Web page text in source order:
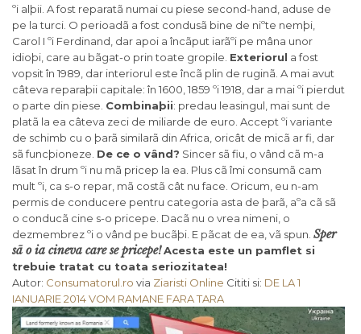
ºi alþii. A fost reparatã numai cu piese second-hand, aduse de
pe la turci. O perioadã a fost condusã bine de niºte nemþi,
Carol I ºi Ferdinand, dar apoi a încãput iarãºi pe mâna unor
idioþi, care au bãgat-o prin toate gropile. Exteriorul a fost
vopsit în 1989, dar interiorul este încã plin de ruginã. A mai avut
câteva reparaþii capitale: în 1600, 1859 ºi 1918, dar a mai ºi pierdut
o parte din piese. Combinaþii: predau leasingul, mai sunt de
platã la ea câteva zeci de miliarde de euro. Accept ºi variante
de schimb cu o þarã similarã din Africa, oricât de micã ar fi, dar
sã funcþioneze. De ce o vând? Sincer sã fiu, o vând cã m-a
lãsat în drum ºi nu mã pricep la ea. Plus cã îmi consumã cam
mult ºi, ca s-o repar, mã costã cât nu face. Oricum, eu n-am
permis de conducere pentru categoria asta de þarã, aºa cã sã
o conducã cine s-o pricepe. Dacã nu o vrea nimeni, o
dezmembrez ºi o vând pe bucãþi. E pãcat de ea, vã spun. Sper
sã o ia cineva care se pricepe!Acesta este un pamflet si
trebuie tratat cu toata seriozitatea!
Autor: Consumatorul.ro via Ziaristi Online Cititi si: DE LA 1
IANUARIE 2014 VOM RAMANE FARA TARA